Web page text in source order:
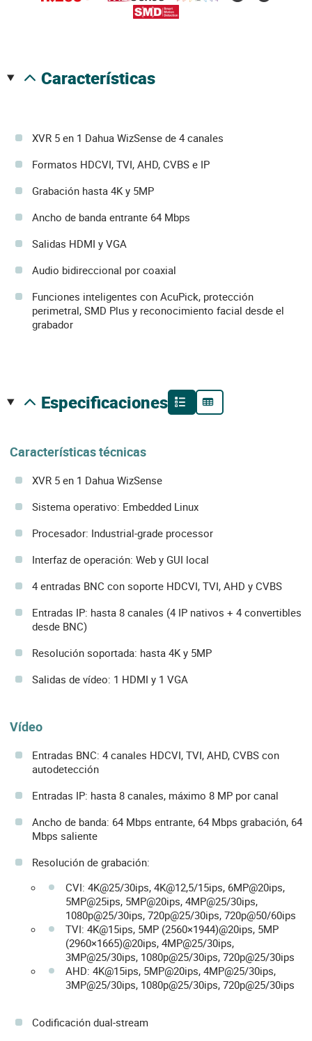
características
XVR 5 en 1 Dahua WizSense de 4 canales
Formatos HDCVI, TVI, AHD, CVBS e IP
Grabación hasta 4K y 5MP
Ancho de banda entrante 64 Mbps
Salidas HDMI y VGA
Audio bidireccional por coaxial
Funciones inteligentes con AcuPick, protección
perimetral, SMD Plus y reconocimiento facial desde el
grabador
especificaciones
Características técnicas
XVR 5 en 1 Dahua WizSense
Sistema operativo: Embedded Linux
Procesador: Industrial-grade processor
Interfaz de operación: Web y GUI local
4 entradas BNC con soporte HDCVI, TVI, AHD y CVBS
Entradas IP: hasta 8 canales (4 IP nativos + 4 convertibles
desde BNC)
Resolución soportada: hasta 4K y 5MP
Salidas de vídeo: 1 HDMI y 1 VGA
Vídeo
Entradas BNC: 4 canales HDCVI, TVI, AHD, CVBS con
autodetección
Entradas IP: hasta 8 canales, máximo 8 MP por canal
Ancho de banda: 64 Mbps entrante, 64 Mbps grabación, 64
Mbps saliente
Resolución de grabación:
CVI: 4K@25/30ips, 4K@12,5/15ips, 6MP@20ips,
5MP@25ips, 5MP@20ips, 4MP@25/30ips,
1080p@25/30ips, 720p@25/30ips, 720p@50/60ips
TVI: 4K@15ips, 5MP (2560×1944)@20ips, 5MP
(2960×1665)@20ips, 4MP@25/30ips,
3MP@25/30ips, 1080p@25/30ips, 720p@25/30ips
AHD: 4K@15ips, 5MP@20ips, 4MP@25/30ips,
3MP@25/30ips, 1080p@25/30ips, 720p@25/30ips
Codificación dual-stream